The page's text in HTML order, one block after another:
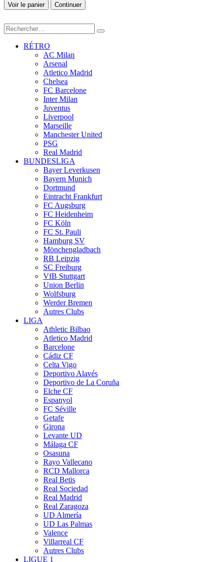
Voir le panier Continuer
RÉTRO
AC Milan
Arsenal
Atletico Madrid
Chelsea
FC Barcelone
Inter Milan
Juventus
Liverpool
Marseille
Manchester United
PSG
Real Madrid
BUNDESLIGA
Bayer Leverkusen
Bayern Munich
Dortmund
Eintracht Frankfurt
FC Augsburg
FC Heidenheim
FC Köln
FC St. Pauli
Hamburg SV
Mönchengladbach
RB Leipzig
SC Freiburg
VfB Stuttgart
Union Berlin
Wolfsburg
Werder Bremen
Autres Clubs
LIGA
Athletic Bilbao
Atletico Madrid
Barcelone
Cádiz CF
Celta Vigo
Deportivo Alavés
Deportivo de La Coruña
Elche CF
Espanyol
FC Séville
Getafe
Girona
Levante UD
Málaga CF
Osasuna
Rayo Vallecano
RCD Mallorca
Real Betis
Real Sociedad
Real Madrid
Real Zaragoza
UD Almería
UD Las Palmas
Valence
Villarreal CF
Autres Clubs
LIGUE 1